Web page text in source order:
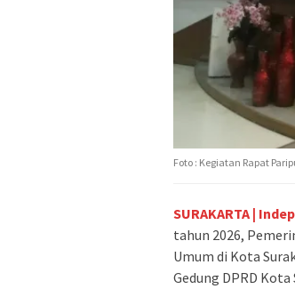
Foto : Kegiatan Rapat
SURAKARTA |
tahun 2026,
Umum di Kota
Gedung DPRD